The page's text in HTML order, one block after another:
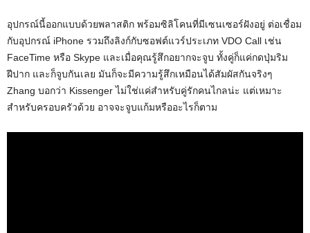
อุปกรณ์นี้ออกแบบด้วยพลาสติก พร้อมซิลิโคนที่มีเซนเซอร์ฝังอยู่ ต่อเชื่อม
กับอุปกรณ์ iPhone รวมถึงลิงก์กับซอฟต์แวร์ประเภท VDO Call เช่น
FaceTime หรือ Skype และเมื่อคุณรู้สึกอยากจะจูบ ทั้งคู่ก็แค่กดปุ่มริม
ฝีปาก และก็จูบกันเลย มันก็จะมีความรู้สึกเหมือนได้สัมผัสกันจริงๆ
Zhang บอกว่า Kissenger ไม่ใช่แค่สำหรับคู่รักคนไกลน่ะ แต่เหมาะ
สำหรับครอบครัวด้วย อาจจะจูบแก้มหรืออะไรก็ตาม